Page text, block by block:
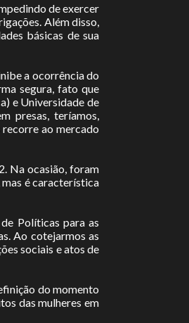
de exercer
Além disso,
básicas de sua
a ocorrência do
segura, fato que
e Universidade de
presas, teríamos,
ao mercado
Na ocasião, foram
é característica
Políticas para as
Ao cotejarmos as
sociais e atos de
do momento
das mulheres em